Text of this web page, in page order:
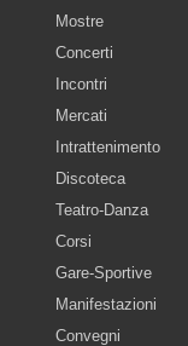
Mostre
Concerti
Incontri
Mercati
Intrattenimento
Discoteca
Teatro-Danza
Corsi
Gare-Sportive
Manifestazioni
Convegni